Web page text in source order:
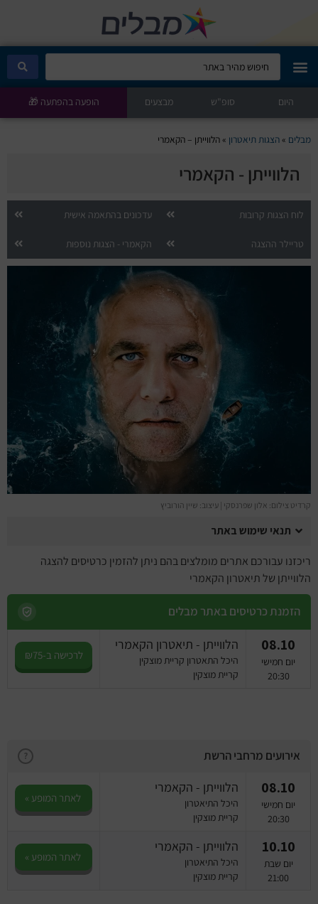
מבלים קלאב
הופעות היום
סטנדאפ
הצגות ילדים
הופעות חיות
קונצרטים
חופשה והופעה
היום סופ"ש מבצעים הופעה בהפתעה 🎁
מבלים »הצגות תיאטרון »הלווייתן – הקאמרי
הלווייתן - הקאמרי
לוח הצגות קרובות עדכונים בהתאמה אישית
טריילר ההצגה הקאמרי - הצגות נוספות
קרדיט צילום: אלון שפרנסקי | עיצוב: שיין הורוביץ
תנאי שימוש באתר
ריכזנו עבורכם אתרים מומלצים בהם ניתן להזמין כרטיסים להצגה
הלווייתן של תיאטרון הקאמרי
הזמנת כרטיסים באתר מבלים
08.10
יום חמישי
20:30
הלווייתן - תיאטרון הקאמרי
היכל התאטרון קריית מוצקין
קריית מוצקין
לרכישה ב-₪75
אירועים מרחבי הרשת ?
08.10
יום חמישי
20:30
הלווייתן - הקאמרי
היכל התיאטרון
קריית מוצקין
לאתר המופע »
10.10
יום שבת
21:00
הלווייתן - הקאמרי
היכל התיאטרון
קריית מוצקין
לאתר המופע »